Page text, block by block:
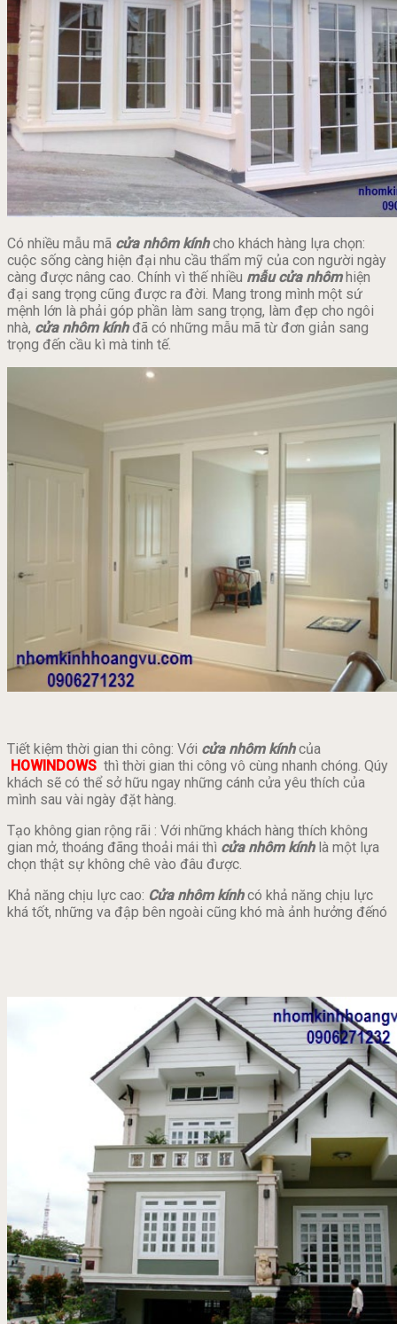
Có nhiều mẫu mã cửa nhôm kính cho khách hàng lựa chọn:
cuộc sống càng hiện đại nhu cầu thẩm mỹ của con người ngày
càng được nâng cao. Chính vì thế nhiều mẫu cửa nhômhiện
đại sang trọng cũng được ra đời. Mang trong mình một sứ
mệnh lớn là phải góp phần làm sang trọng, làm đẹp cho ngôi
nhà, cửa nhôm kínhđã có những mẫu mã từ đơn giản sang
trọng đến cầu kì mà tinh tế.
Tiết kiệm thời gian thi công: Với cửa nhôm kínhcủa
HOWINDOWS thì thời gian thi công vô cùng nhanh chóng. Qúy
khách sẽ có thể sở hữu ngay những cánh cửa yêu thích của
mình sau vài ngày đặt hàng.
Tạo không gian rộng rãi : Với những khách hàng thích không
gian mở, thoáng đãng thoải mái thì cửa nhôm kínhlà một lựa
chọn thật sự không chê vào đâu được.
Khả năng chịu lực cao: Cửa nhôm kínhcó khả năng chịu lực
khá tốt, những va đập bên ngoài cũng khó mà ảnh hưởng đếnó